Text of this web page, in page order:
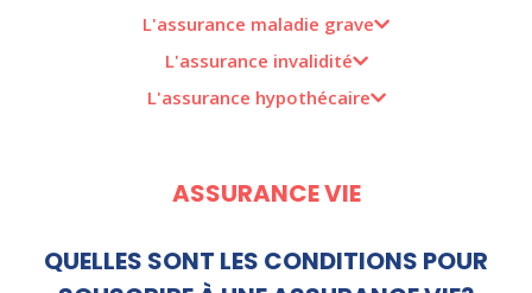
L'assurance maladie grave
L'assurance invalidité
L'assurance hypothécaire
ASSURANCE VIE
QUELLES SONT LES CONDITIONS POUR